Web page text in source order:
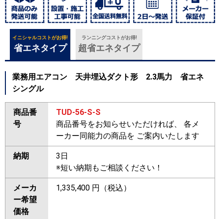
イニシャルコストがお得!
省エネタイプ
ランニングコストがお得!
超省エネタイプ
業務用エアコン 天井埋込ダクト形 2.3馬力 省エネ
シングル
商品番
号
TUD-56-S-S
商品番号をお知らせいただければ、 各メ
ーカー同能力の商品を ご案内いたします
納期
3日
※短い納期もご相談ください！
メーカ
ー希望
価格
1,335,400 円（税込）